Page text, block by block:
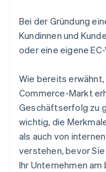
Bei der Gründung
Kundinnen und
oder eine eigene
Wie bereits
Commerce-Markt
Geschäftserfolg zu
wichtig, die
als auch von
verstehen, bevor
Ihr Unternehmen